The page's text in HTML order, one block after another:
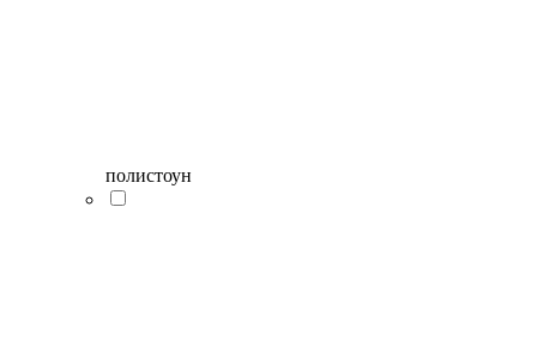
полистоун